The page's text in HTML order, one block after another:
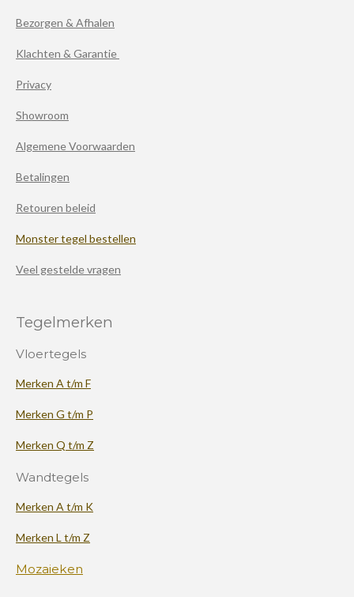
Bezorgen & Afhalen
Klachten & Garantie
Privacy
Showroom
Algemene Voorwaarden
Betalingen
Retouren beleid
Monster tegel bestellen
Veel gestelde vragen
Tegelmerken
Vloertegels
Merken A t/m F
Merken G t/m P
Merken Q t/m Z
Wandtegels
Merken A t/m K
Merken L t/m Z
Mozaieken